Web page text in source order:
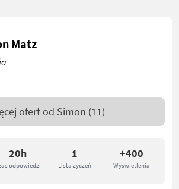
20h
odpowiedzi
1
Lista życzeń
+400
Wyświetlenia
Matz
ofert od Simon (11)